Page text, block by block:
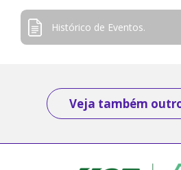
Histórico de Eventos.
Veja também